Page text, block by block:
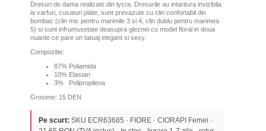
Dresuri de dama realizate din lycra. Dresurile au intaritura invizibila
la varfuri, cusaturi plate, sunt prevazute cu clin confortabil din
bumbac (clin mic pentru marimile 3 si 4, clin dublu pentru marimea
5) si sunt infrumusetate deasupra gleznei cu model floral in doua
nuante ce pare un tatuaj elegant si sexy.
Compozitie:
87% Poliamida
10% Elastan
3% Polipropilena
Grosime: 15 DEN
Pe scurt: SKU ECR63685 · FIORE · CIORAPI Femei ·